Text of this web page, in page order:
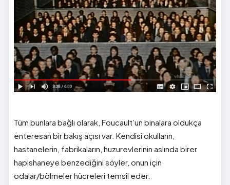
Tüm bunlara bağlı olarak, Foucault’un binalara oldukça
enteresan bir bakış açısı var. Kendisi okulların,
hastanelerin, fabrikaların, huzurevlerinin aslında birer
hapishaneye benzediğini söyler, onun için
odalar/bölmeler hücreleri temsil eder.